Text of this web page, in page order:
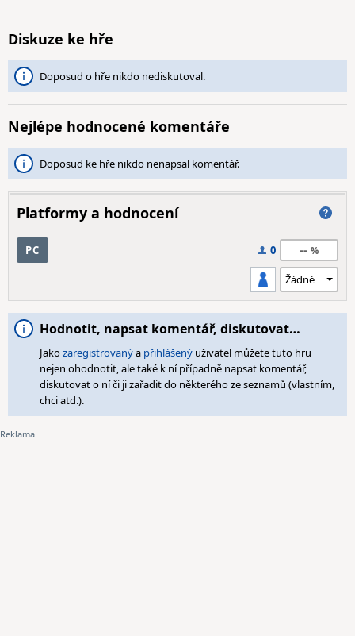
Diskuze ke hře
Doposud o hře nikdo nediskutoval.
Nejlépe hodnocené komentáře
Doposud ke hře nikdo nenapsal komentář.
Platformy a hodnocení
PC 0 --
Hodnotit, napsat komentář, diskutovat…
Jakozaregistrovanýa přihlášený uživatel můžete tuto hru
nejen ohodnotit, ale také k ní případně napsat komentář,
diskutovat o ní či ji zařadit do některého ze seznamů (vlastním,
chci atd.).